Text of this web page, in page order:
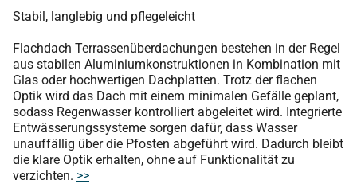
Stabil, langlebig und pflegeleicht
Flachdach Terrassenüberdachungen bestehen in der Regel
aus stabilen Aluminiumkonstruktionen in Kombination mit
Glas oder hochwertigen Dachplatten. Trotz der flachen
Optik wird das Dach mit einem minimalen Gefälle geplant,
sodass Regenwasser kontrolliert abgeleitet wird. Integrierte
Entwässerungssysteme sorgen dafür, dass Wasser
unauffällig über die Pfosten abgeführt wird. Dadurch bleibt
die klare Optik erhalten, ohne auf Funktionalität zu
verzichten. >>